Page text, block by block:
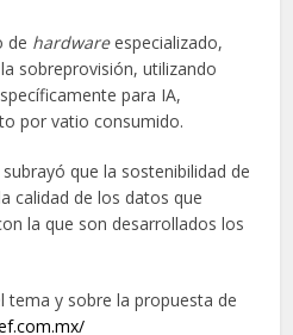
de hardwareespecializado,
sobreprovisión, utilizando
para IA,
por vatio consumido.
que la sostenibilidad de
calidad de los datos que
la que son desarrollados los
tema y sobre la propuesta de